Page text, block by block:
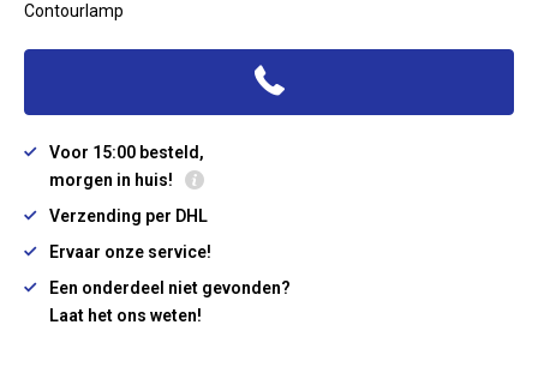
Contourlamp
Voor 15:00 besteld,
morgen in huis!
Verzending per DHL
Ervaar onze service!
Een onderdeel niet gevonden?
Laat het ons weten!